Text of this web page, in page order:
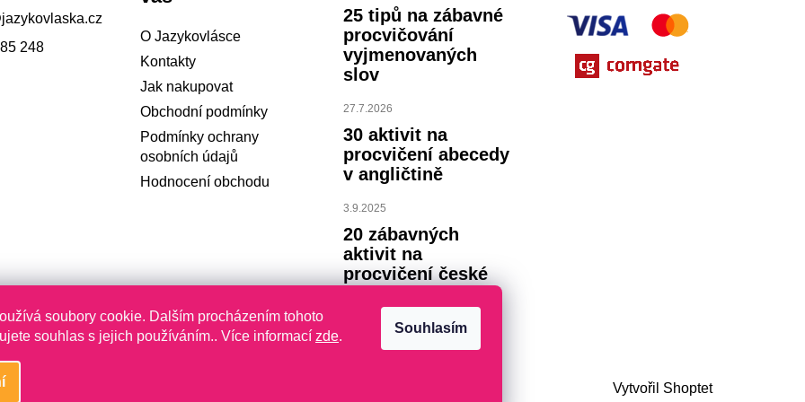
soubory cookie. Dalším procházením tohoto
souhlas s jejich používáním.. Více informací zde.
Souhlasím
jazykovlaska.cz
248
O Jazykovlásce
Kontakty
Jak nakupovat
Obchodní podmínky
Podmínky ochrany
osobních údajů
Hodnocení obchodu
25 tipů na zábavné
procvičování
vyjmenovaných
slov
27.7.2026
30 aktivit na
procvičení abecedy
v angličtině
3.9.2025
20 zábavných
aktivit na
procvičení české
Vytvořil Shoptet